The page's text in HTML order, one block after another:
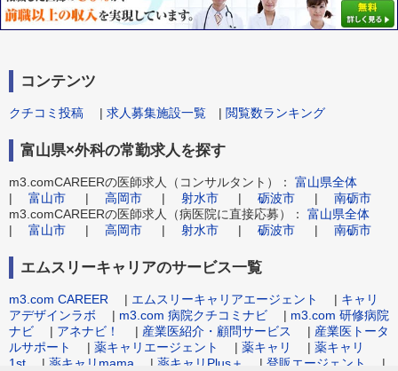
コンテンツ
クチコミ投稿 | 求人募集施設一覧 | 閲覧数ランキング
富山県×外科の常勤求人を探す
m3.comCAREERの医師求人（コンサルタント）： 富山県全体
| 富山市 | 高岡市 | 射水市 | 砺波市 | 南砺市
m3.comCAREERの医師求人（病医院に直接応募）： 富山県全体
| 富山市 | 高岡市 | 射水市 | 砺波市 | 南砺市
エムスリーキャリアのサービス一覧
m3.com CAREER | エムスリーキャリアエージェント | キャリ
アデザインラボ | m3.com 病院クチコミナビ | m3.com 研修病院
ナビ | アネナビ！ | 産業医紹介・顧問サービス | 産業医トータ
ルサポート
| 薬キャリエージェント | 薬キャリ | 薬キャリ
1st | 薬キャリmama | 薬キャリPlus＋ | 登販エージェント |